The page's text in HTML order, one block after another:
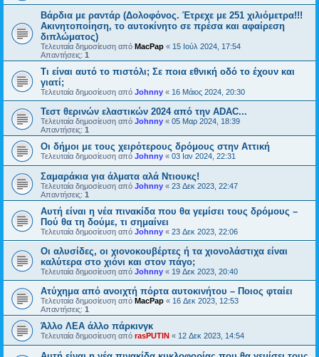
Βάρδια με ραντάρ (Δολοφόνος. Έτρεχε με 251 χιλιόμετρα!!!
Ακινητοποίηση, το αυτοκίνητο σε πρέσα και αφαίρεση
διπλώματος)
Τελευταία δημοσίευση από MacPap « 15 Ιούλ 2024, 17:54
Απαντήσεις: 1
Τι είναι αυτό το πιστόλι; Σε ποια εθνική οδό το έχουν και
γιατί;
Τελευταία δημοσίευση από Johnny « 16 Μάιος 2024, 20:30
Τεστ θερινών ελαστικών 2024 από την ADAC...
Τελευταία δημοσίευση από Johnny « 05 Μαρ 2024, 18:39
Απαντήσεις: 1
Οι δήμοι με τους χειρότερους δρόμους στην Αττική
Τελευταία δημοσίευση από Johnny « 03 Ιαν 2024, 22:31
Σαμαράκια για άλματα αλά Ντιουκς!
Τελευταία δημοσίευση από Johnny « 23 Δεκ 2023, 22:47
Απαντήσεις: 1
Αυτή είναι η νέα πινακίδα που θα γεμίσει τους δρόμους –
Πού θα τη δούμε, τι σημαίνει
Τελευταία δημοσίευση από Johnny « 23 Δεκ 2023, 22:06
Οι αλυσίδες, οι χιονοκουβέρτες ή τα χιονολάστιχα είναι
καλύτερα στο χιόνι και στον πάγο;
Τελευταία δημοσίευση από Johnny « 19 Δεκ 2023, 20:40
Ατύχημα από ανοιχτή πόρτα αυτοκινήτου – Ποιος φταίει
Τελευταία δημοσίευση από MacPap « 16 Δεκ 2023, 12:53
Απαντήσεις: 1
Άλλο ΛΕΑ άλλο πάρκινγκ
Τελευταία δημοσίευση από rasPUTIN « 12 Δεκ 2023, 14:54